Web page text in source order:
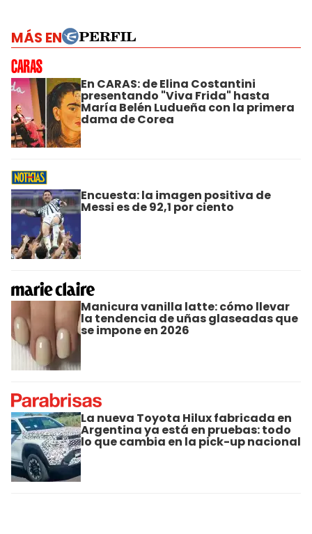
MÁS EN
En CARAS: de Elina Costantini
presentando "Viva Frida" hasta
María Belén Ludueña con la primera
dama de Corea
Encuesta: la imagen positiva de
Messi es de 92,1 por ciento
Manicura vanilla latte: cómo llevar
la tendencia de uñas glaseadas que
se impone en 2026
La nueva Toyota Hilux fabricada en
Argentina ya está en pruebas: todo
lo que cambia en la pick-up nacional